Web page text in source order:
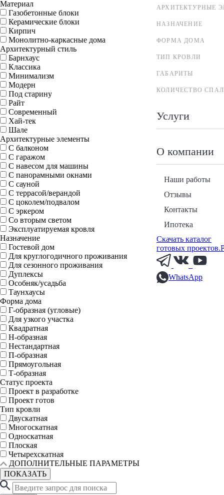
АРХИТЕКТУРНЫЕ
НАЗНАЧЕНИЕ
ФОРМА ДОМА
ТИП КРОВЛИ
ГАБАРИТЫ
КОЛИЧЕСТВО
Услуги
О компании
Наши работы
Отзывы
Контакты
Ипотека
Скачать каталог
готовых
WhatsApp
Материал
Газобетонные блоки
Керамические блоки
Кирпич
Монолитно-каркасные дома
Архитектурный стиль
Барнхаус
Классика
Минимализм
Модерн
Под старину
Райт
Современный
Хай-тек
Шале
Архитектурные элементы
С балконом
С гаражом
С навесом для машины
С панорамными окнами
С сауной
С террасой/верандой
С цоколем/подвалом
С эркером
Со вторым светом
Эксплуатируемая кровля
Назначение
Гостевой дом
Для круглогодичного проживания
Для сезонного проживания
Дуплексы
Особняк/усадьба
Таунхаусы
Форма дома
Г-образная (угловые)
Для узкого участка
Квадратная
Н-образная
Нестандартная
П-образная
Прямоугольная
Т-образная
Статус проекта
Проект в разработке
Проект готов
Тип кровли
Двускатная
Многоскатная
Односкатная
Плоская
Четырехскатная
ДОПОЛНИТЕЛЬНЫЕ ПАРАМЕТРЫ
ПОКАЗАТЬ